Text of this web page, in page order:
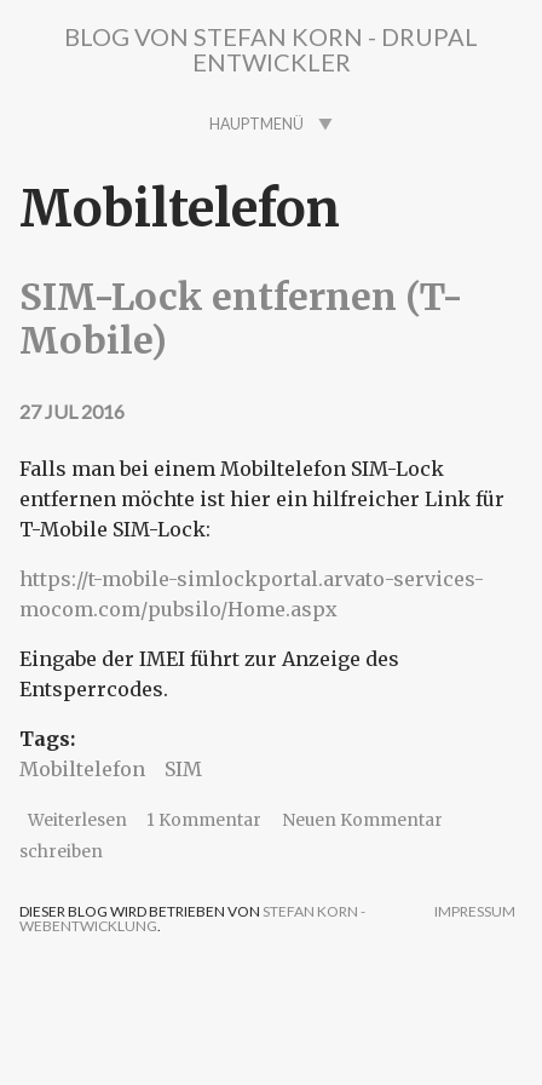
BLOG VON STEFAN KORN - DRUPAL
ENTWICKLER
HAUPTMENÜ
Mobiltelefon
SIM-Lock entfernen (T-
Mobile)
27 JUL 2016
Falls man bei einem Mobiltelefon SIM-Lock
entfernen möchte ist hier ein hilfreicher Link für
T-Mobile SIM-Lock:
https://t-mobile-simlockportal.arvato-services-
mocom.com/pubsilo/Home.aspx
Eingabe der IMEI führt zur Anzeige des
Entsperrcodes.
Tags:
Mobiltelefon
SIM
Weiterlesen über SIM-Lock entfernen (T-Mobile)
1 Kommentar
Neuen Kommentar
schreiben
IMPRESSUM
DIESER BLOG WIRD BETRIEBEN VON STEFAN KORN -
WEBENTWICKLUNG